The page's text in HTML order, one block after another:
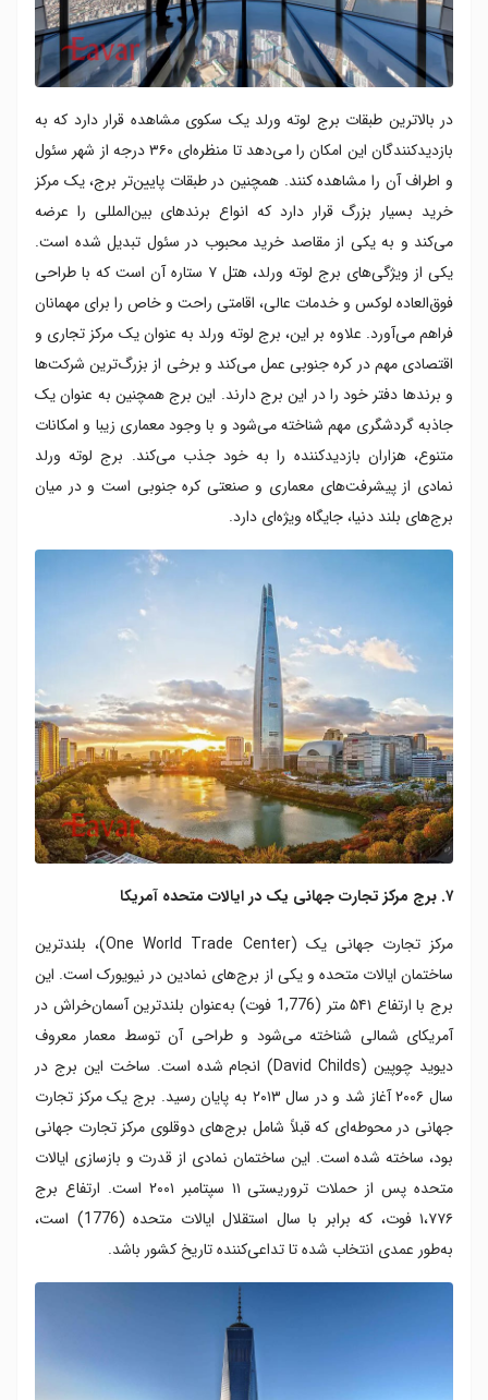
در بالاترین طبقات برج لوته ورلد یک سکوی مشاهده قرار دارد که به
بازدیدکنندگان این امکان را می‌دهد تا منظره‌ای ۳۶۰ درجه از شهر سئول
و اطراف آن را مشاهده کنند. همچنین در طبقات پایین‌تر برج، یک مرکز
خرید بسیار بزرگ قرار دارد که انواع برندهای بین‌المللی را عرضه
می‌کند و به یکی از مقاصد خرید محبوب در سئول تبدیل شده است.
یکی از ویژگی‌های برج لوته ورلد، هتل ۷ ستاره آن است که با طراحی
فوق‌العاده لوکس و خدمات عالی، اقامتی راحت و خاص را برای مهمانان
فراهم می‌آورد. علاوه بر این، برج لوته ورلد به عنوان یک مرکز تجاری و
اقتصادی مهم در کره جنوبی عمل می‌کند و برخی از بزرگ‌ترین شرکت‌ها
و برندها دفتر خود را در این برج دارند. این برج همچنین به عنوان یک
جاذبه گردشگری مهم شناخته می‌شود و با وجود معماری زیبا و امکانات
متنوع، هزاران بازدیدکننده را به خود جذب می‌کند. برج لوته ورلد
نمادی از پیشرفت‌های معماری و صنعتی کره جنوبی است و در میان
برج‌های بلند دنیا، جایگاه ویژه‌ای دارد.
۷. برج مرکز تجارت جهانی یک در ایالات متحده آمریکا
مرکز تجارت جهانی یک (One World Trade Center)، بلندترین
ساختمان ایالات متحده و یکی از برج‌های نمادین در نیویورک است. این
برج با ارتفاع ۵۴۱ متر (1,776 فوت) به‌عنوان بلندترین آسمان‌خراش در
آمریکای شمالی شناخته می‌شود و طراحی آن توسط معمار معروف
دیوید چوپین (David Childs) انجام شده است. ساخت این برج در
سال ۲۰۰۶ آغاز شد و در سال ۲۰۱۳ به پایان رسید. برج یک مرکز تجارت
جهانی در محوطه‌ای که قبلاً شامل برج‌های دوقلوی مرکز تجارت جهانی
بود، ساخته شده است. این ساختمان نمادی از قدرت و بازسازی ایالات
متحده پس از حملات تروریستی ۱۱ سپتامبر ۲۰۰۱ است. ارتفاع برج
۱،۷۷۶ فوت، که برابر با سال استقلال ایالات متحده (1776) است،
به‌طور عمدی انتخاب شده تا تداعی‌کننده تاریخ کشور باشد.